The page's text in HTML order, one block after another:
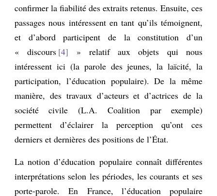
confirmer la fiabilité des extraits retenus. Ensuite, ces
passages nous intéressent en tant qu’ils témoignent,
et d’abord participent de la constitution d’un
« discours 4
» relatif aux objets qui nous
intéressent ici (la parole des jeunes, la laïcité, la
participation, l’éducation populaire). De la même
manière, des travaux d’acteurs et d’actrices de la
société civile (L.A. Coalition par exemple)
permettent d’éclairer la perception qu’ont ces
derniers et dernières des positions de l’État.
La notion d’éducation populaire connaît différentes
interprétations selon les périodes, les courants et ses
porte-parole. En France, l’éducation populaire